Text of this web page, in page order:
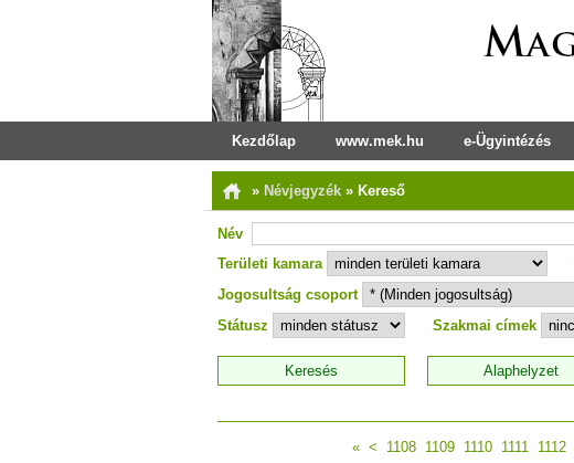
Kezdőlap www.mek.hu e-Ügyintézés
» Névjegyzék » Kereső
Név
Területi kamara
Jogosultság csoport
Státusz
Szakmai címek
« < 1108 1109 1110 1111 1112